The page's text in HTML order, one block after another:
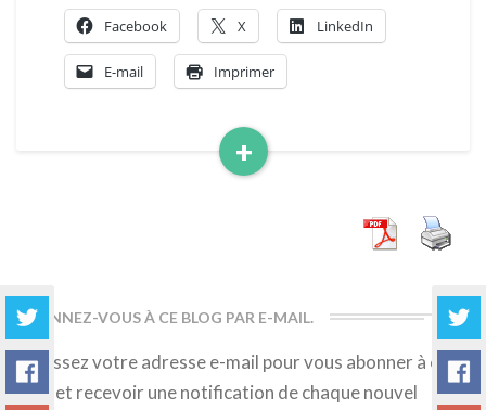
+
Read
Facebook X LinkedIn
E-mail Imprimer
ABONNEZ-VOUS À CE BLOG PAR E-MAIL.
Saisissez votre adresse e-mail pour vous abonner à ce
blog et recevoir une notification de chaque nouvel